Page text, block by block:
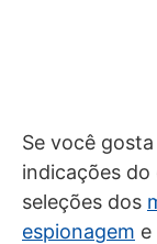
Se você
indicações do
seleções dos
espionagem e